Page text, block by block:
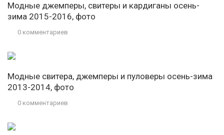
Модные джемперы, свитеры и кардиганы осень-
зима 2015-2016, фото
0 комментариев
Модные свитера, джемперы и пуловеры осень-зима
2013-2014, фото
0 комментариев